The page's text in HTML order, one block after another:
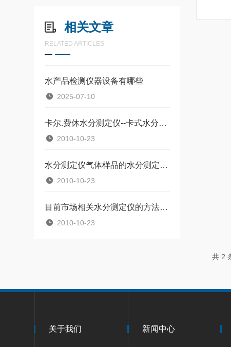
相关文章
RELATED ARTICLES
水产品检测仪器设备有哪些
2025-07-10
卡尔.费休水分测定仪--卡式水分仪测定化工产品水分含量
2010-10-23
水分测定仪气体样品的水分测定参考
2010-10-23
目前市场相关水分测定仪的方法和分类
2010-10-23
共 2
关于我们 新闻中心